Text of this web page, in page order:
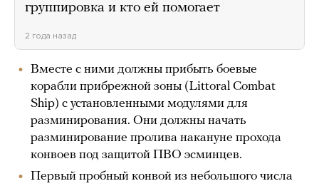
группировка и кто ей помогает
2 года назад
Вместе с ними должны прибыть боевые
корабли прибрежной зоны (Littoral Combat
Ship) с установленными модулями для
разминирования. Они должны начать
разминирование пролива накануне прохода
конвоев под защитой ПВО эсминцев.
Первый пробный конвой из небольшого числа